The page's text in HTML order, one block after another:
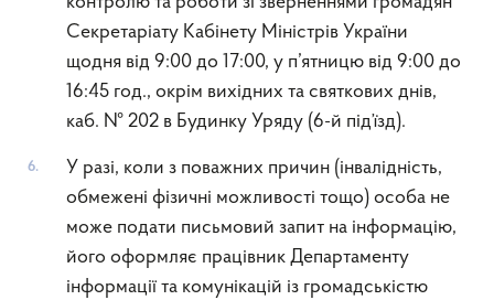
Секретаріату Кабінету Міністрів України
щодня від 9:00 до 17:00, у п’ятницю від 9:00 до
16:45 год., окрім вихідних та святкових днів,
каб. № 202 в Будинку Уряду (6-й під’їзд).
У разі, коли з поважних причин (інвалідність,
обмежені фізичні можливості тощо) особа не
може подати письмовий запит на інформацію,
його оформляє працівник Департаменту
інформації та комунікацій із громадськістю